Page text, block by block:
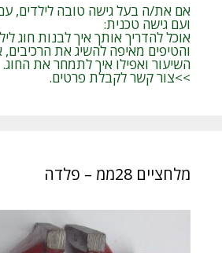
אם את/ה בעל גישה טובה לילדים,
ועם גישה טכנית:
אוכל להדריך אותך איך לבנות חוג
והטיפים מאיפה להשיג את
השיעור ואפילו איך לתמחר את החוג.
>>צור קשר לקבלת פרטים.
מלחציים 28ממ – פלדה